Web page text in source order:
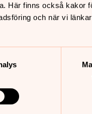
Här finns också kakor
och när vi